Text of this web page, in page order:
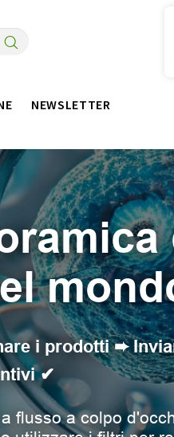
NEWSLETTER
i prodotti ➨
✔
flusso a colpo